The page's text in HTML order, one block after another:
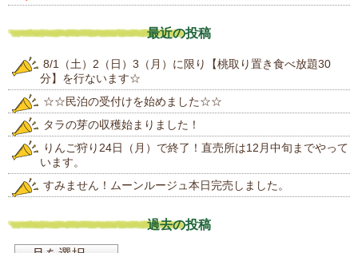
最近の投稿
8/1（土）2（日）3（月）に限り【桃取り置き食べ放題30
分】を行ないます☆
☆☆民泊の受付けを始めました☆☆
タラの芽の収穫始まりました！
りんご狩り24日（月）で終了！直売所は12月中旬までやって
います。
すみません！ムーンルージュ本日完売しました。
過去の投稿